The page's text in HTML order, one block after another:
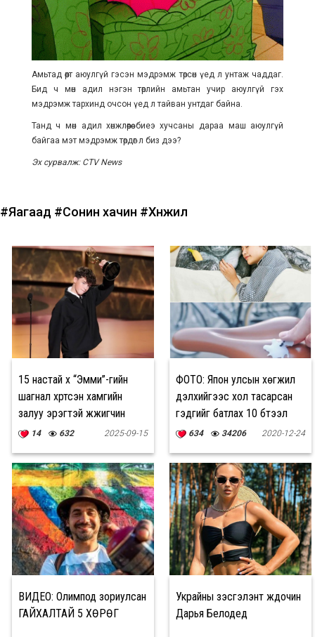
Амьтад өөрт аюулгүй гэсэн мэдрэмж төрсөн үед л унтаж чаддаг.
Бид ч мөн адил нэгэн төрлийн амьтан учир аюулгүй гэх
мэдрэмж тархинд очсон үед л тайван унтдаг байна.
Танд ч мөн адил хөнжлөөрөө биеэ хучсаны дараа маш аюулгүй
байгаа мэт мэдрэмж төрдөг л биз дээ?
Эх сурвалж: CTV News
#Яагаад #Сонин хачин #Хөнжил
15 настай хүү “Эмми”-гийн
шагнал хүртсэн хамгийн
залуу эрэгтэй жүжигчин
боллоо
14 632 2025-09-15
ФОТО: Япон улсын хөгжил
дэлхийгээс хол тасарсан
гэдгийг батлах 10 бүтээл
634 34206 2020-12-24
ВИДЕО: Олимпод зориулсан
ГАЙХАЛТАЙ 5 ХӨРӨГ
Украйны үзэсгэлэнт жүдочин
Дарья Белодед